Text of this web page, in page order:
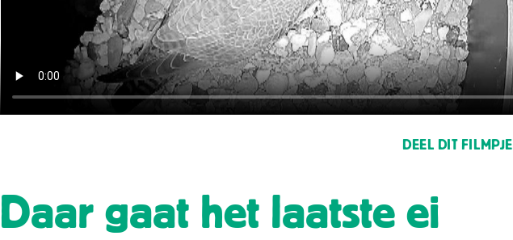
DEEL DIT FILMPJE
Daar gaat het laatste ei